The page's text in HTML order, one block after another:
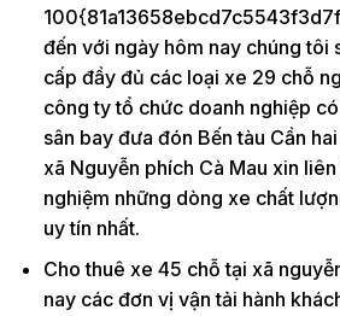
đến với ngày hôm nay chúng tôi
cấp đầy đủ các loại xe 29 chỗ
công ty tổ chức doanh nghiệp
sân bay đưa đón Bến tàu Cần
xã Nguyễn phích Cà Mau xin
nghiệm những dòng xe chất
uy tín nhất.
Cho thuê xe 45 chỗ tại xã
nay các đơn vị vận tải hành